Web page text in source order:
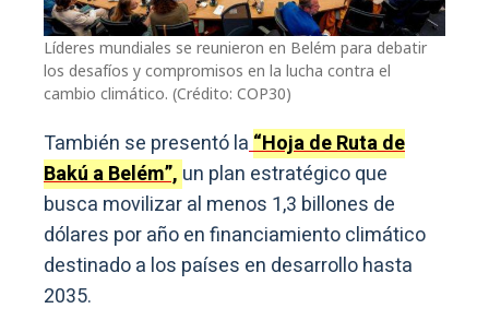
Líderes mundiales se reunieron en Belém para debatir
los desafíos y compromisos en la lucha contra el
cambio climático. (Crédito: COP30)
También se presentó la“Hoja de Ruta de
Bakú a Belém”, un plan estratégico que
busca movilizar al menos 1,3 billones de
dólares por año en financiamiento climático
destinado a los países en desarrollo hasta
2035.